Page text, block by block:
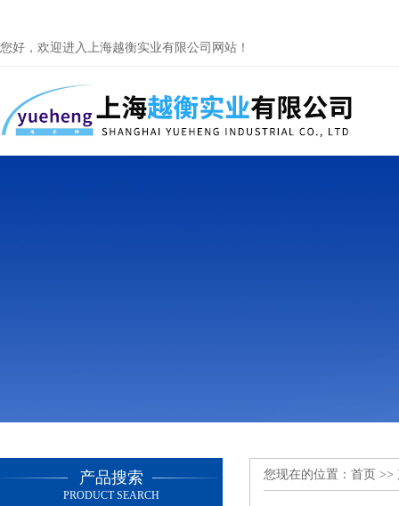
您好，欢迎进入上海越衡实业有限公司网站！
产品搜索
PRODUCT SEARCH
您现在的位置： 首页 >>